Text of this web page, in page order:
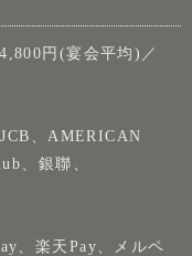
円(宴会平均)／
、AMERICAN
、銀聯、
、楽天Pay、メルペ